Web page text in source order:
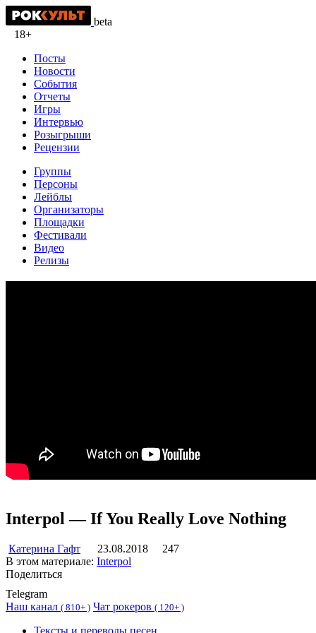
beta
18+
Посты
Новости
События
Отчеты
Игры
Интервью
Розыгрыши
Рецензии
Группы
Персоны
Лейблы
Организаторы
Площадки
Фестивали
Видео
Релизы
Interpol — If You Really Love Nothing
Катерина Гафт 23.08.2018
247
В этом материале: Interpol
Поделиться
Telegram
Наш канал ( 810+ ) Чат рокеров ( 120+ )
Тексты и переводы песен